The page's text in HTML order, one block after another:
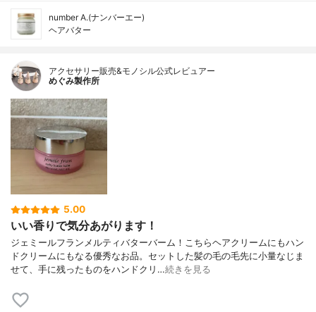
number A.(ナンバーエー)
ヘアバター
アクセサリー販売&モノシル公式レビュアー
めぐみ製作所
5.00
いい香りで気分あがります！
ジェミールフランメルティバターバーム！こちらヘアクリームにもハン
ドクリームにもなる優秀なお品。セットした髪の毛の毛先に小量なじま
せて、手に残ったものをハンドクリ…続きを見る